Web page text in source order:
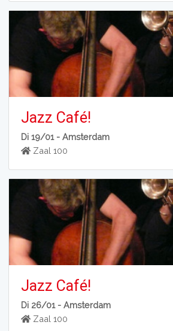
Jazz Café!
Di 19/01 -Amsterdam
Zaal 100
Jazz Café!
Di 26/01 -Amsterdam
Zaal 100